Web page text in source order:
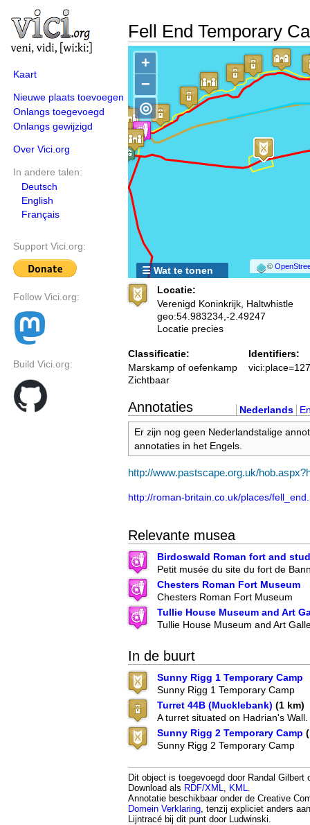
Kaart
Nieuwe plaats toevoegen
Onlangs toegevoegd
Onlangs gewijzigd
Over Vici.org
In andere talen:
Deutsch
English
Français
Support Vici.org:
Follow Vici.org:
Build Vici.org:
Fell End Temporary
+
−
©
◎
☰ Wat te tonen
Locatie:
Verenigd Koninkrijk, Haltwhistle
geo:54.983234,-2.49247
Locatie precies
Classificatie:
Marskamp of oefenkamp
Zichtbaar
Identifiers:
Annotaties Nederlands
Er zijn nog geen Nederlandstalige
annotaties in het Engels.
http://www.pastscape.org.uk/
http://roman-britain.co.uk/places/
Relevante musea
Birdoswald Roman fort and
Petit musée du site du fort de
Chesters Roman Fort Museum
Chesters Roman Fort Museum
Tullie House Museum and Art
Tullie House Museum and Art
In de buurt
Sunny Rigg 1 Temporary Camp
Sunny Rigg 1 Temporary Camp
Turret 44B (Mucklebank) (1 km)
A turret situated on Hadrian's Wall.
Sunny Rigg 2 Temporary Camp
Sunny Rigg 2 Temporary Camp
Dit object is toegevoegd door Randal
Download als RDF/XML KML
Annotatie beschikbaar onder de Creative
Domein Verklaring , tenzij expliciet anders
Lijntracé bij dit punt door Ludwinski.